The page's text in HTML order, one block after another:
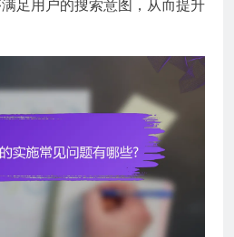
足用户的搜索意图，从而提升